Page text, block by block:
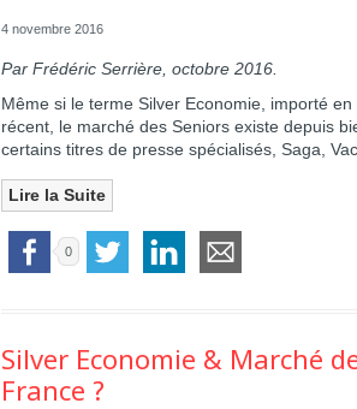
4 novembre 2016
Par Frédéric Serrière, octobre 2016.
Même si le terme Silver Economie, importé
récent, le marché des Seniors existe depuis
certains titres de presse spécialisés, Saga,
Lire la Suite
0
Silver Economie & Marché
France ?